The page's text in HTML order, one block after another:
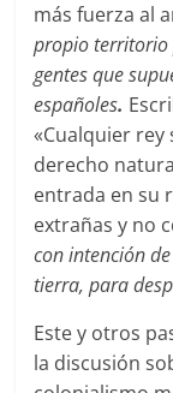
más fuerza al
propio territorio
gentes que
españoles.
«Cualquier
derecho
entrada en su
extrañas y no
con intención
tierra, para
Este y otros
la discusión